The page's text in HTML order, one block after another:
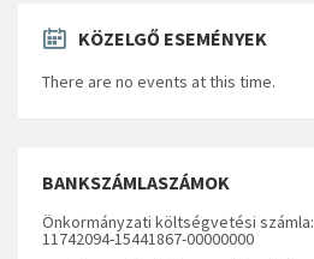
KÖZELGŐ ESEMÉNYEK
There are no events at this time.
BANKSZÁMLASZÁMOK
Önkormányzati költségvetési számla:
11742094-15441867-00000000